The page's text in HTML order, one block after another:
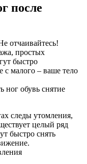
после
отчаивайтесь!
простых
быстро
с малого – ваше тело
ног обувь снятие
следы утомления,
целый ряд
быстро снять